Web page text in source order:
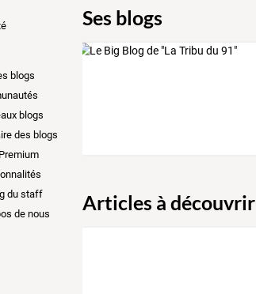
blogs
blogs
des blogs
du staff
de nous
Ses blogs
Articles à découvrir